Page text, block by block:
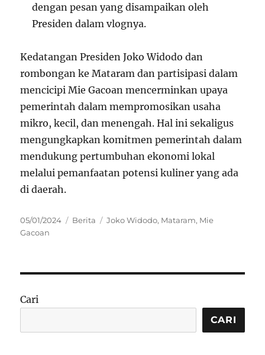
dengan pesan yang disampaikan oleh
Presiden dalam vlognya.
Kedatangan Presiden Joko Widodo dan
rombongan ke Mataram dan partisipasi dalam
mencicipi Mie Gacoan mencerminkan upaya
pemerintah dalam mempromosikan usaha
mikro, kecil, dan menengah. Hal ini sekaligus
mengungkapkan komitmen pemerintah dalam
mendukung pertumbuhan ekonomi lokal
melalui pemanfaatan potensi kuliner yang ada
di daerah.
Posted
on
05/01/2024 Categories
Berita Tags
Joko Widodo, Mataram, Mie
Gacoan
Cari
CARI